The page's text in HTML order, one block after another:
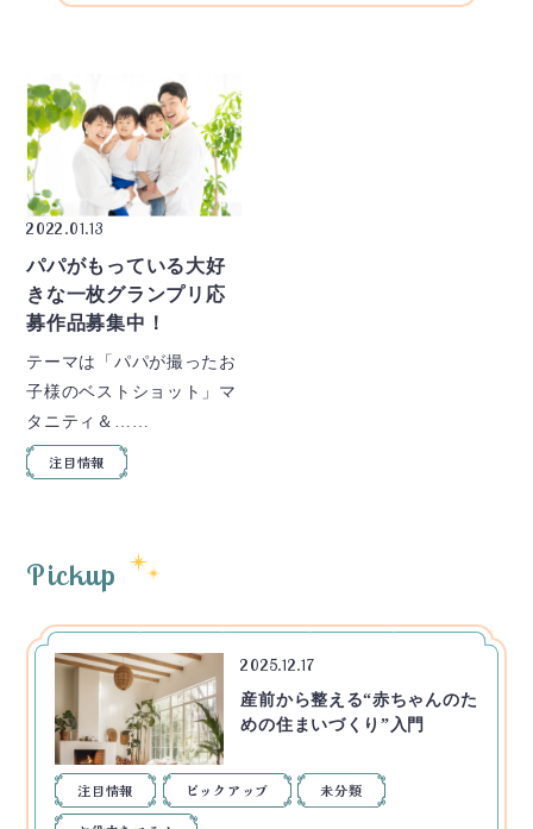
2022.01.13
パパがもっている大好
きな一枚グランプリ応
募作品募集中！
テーマは「パパが撮ったお
子様のベストショット」マ
タニティ＆……
注目情報
Pickup
2025.12.17
産前から整える“赤ちゃんのた
めの住まいづくり”入門
注目情報 ピックアップ 未分類